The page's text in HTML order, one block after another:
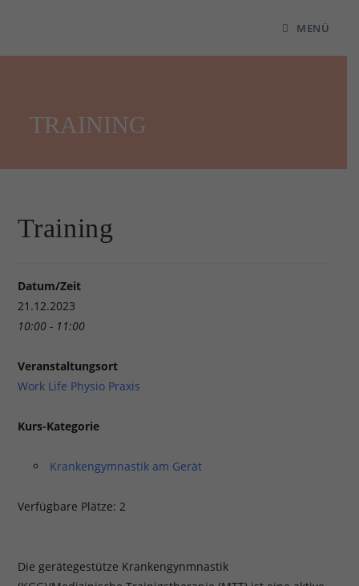
MENÜ
TRAINING
Training
Datum/Zeit
21.12.2023
10:00 - 11:00
Veranstaltungsort
Work Life Physio Praxis
Kurs-Kategorie
Krankengymnastik am Gerät
Verfügbare Plätze: 2
Die gerätegestütze Krankengynmnastik